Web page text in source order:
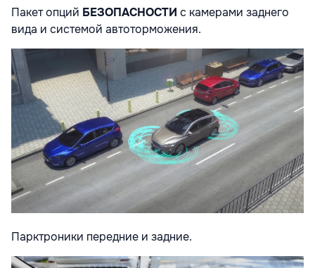
Пакет опций БЕЗОПАСНОСТИ с камерами заднего
вида и системой автоторможения.
Парктроники передние и задние.